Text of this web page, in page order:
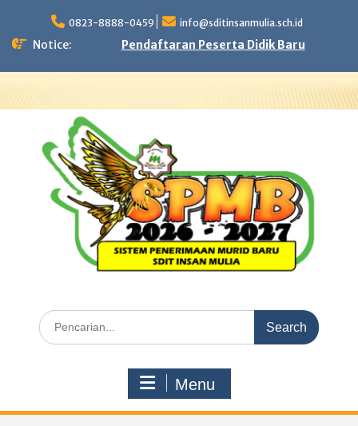
content
0823-8888-0459 info@sditinsanmulia.sch.id
Notice: Pendaftaran Peserta Didik Baru
Search
for:
Menu